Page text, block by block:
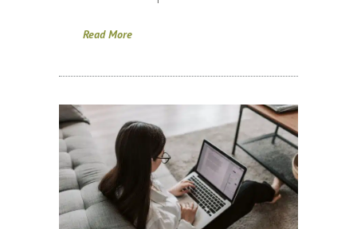
Read More